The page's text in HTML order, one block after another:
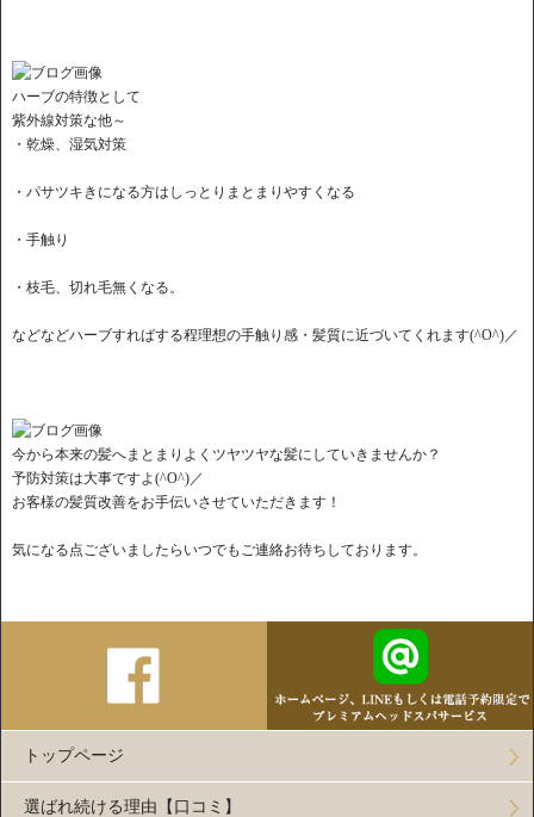
ハーブの特徴として
紫外線対策な他～
・乾燥、湿気対策
・パサツキきになる方はしっとりまとまりやすくなる
・手触り
・枝毛、切れ毛無くなる。
などなどハーブすればする程理想の手触り感・髪質に近づいてくれます(^O^)／
今から本来の髪へまとまりよくツヤツヤな髪にしていきませんか？
予防対策は大事ですよ(^O^)／
お客様の髪質改善をお手伝いさせていただきます！
気になる点ございましたらいつでもご連絡お待ちしております。
トップページ
選ばれ続ける理由【口コミ】